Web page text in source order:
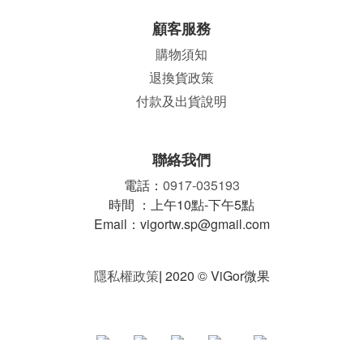
顧客服務
購物須知
退換貨政策
付款及出貨說明
聯絡我們
電話： 0917-035193
時間 ：上午10點-下午5點
Email：vigortw.sp@gmail.com
隱私權政策| 2020 © ViGor微果